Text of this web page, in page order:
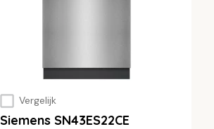
Vergelijk
Siemens SN43ES22CE